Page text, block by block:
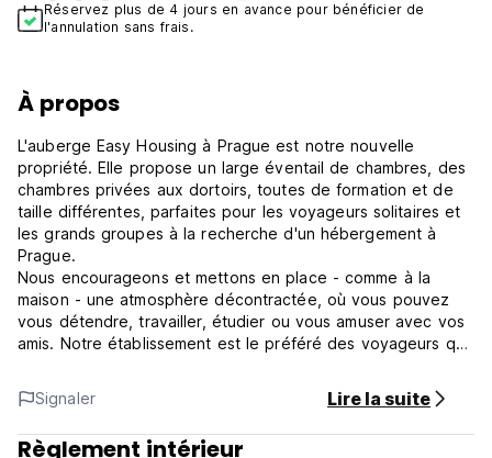
Réservez plus de 4 jours en avance pour bénéficier de
l'annulation sans frais.
À propos
L'auberge Easy Housing à Prague est notre nouvelle
propriété. Elle propose un large éventail de chambres, des
chambres privées aux dortoirs, toutes de formation et de
taille différentes, parfaites pour les voyageurs solitaires et
les grands groupes à la recherche d'un hébergement à
Prague.
Nous encourageons et mettons en place - comme à la
maison - une atmosphère décontractée, où vous pouvez
vous détendre, travailler, étudier ou vous amuser avec vos
amis. Notre établissement est le préféré des voyageurs qui
voyageurs qui aiment explorer Prague pour ses beautés
touristiques tout en se sentant très à l'aise et en paix
lorsqu'ils rentrent à l'auberge.
Notre établissement comporte trois étages et, à chaque
Signaler Lire la suite
Règlement intérieur